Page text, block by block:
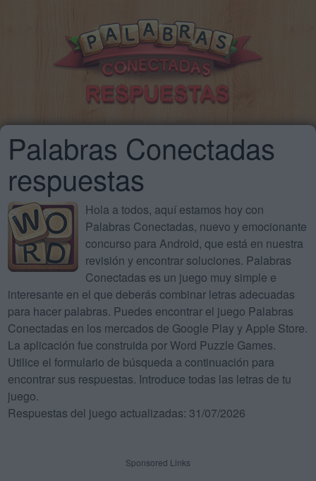
Palabras Conectadas
respuestas
Hola a todos, aquí estamos hoy con
Palabras Conectadas, nuevo y emocionante
concurso para Android, que está en nuestra
revisión y encontrar soluciones. Palabras
Conectadas es un juego muy simple e
interesante en el que deberás combinar letras adecuadas
para hacer palabras. Puedes encontrar el juego Palabras
Conectadas en los mercados de Google Play y Apple Store.
La aplicación fue construida por Word Puzzle Games.
Utilice el formulario de búsqueda a continuación para
encontrar sus respuestas. Introduce todas las letras de tu
juego.
Respuestas del juego actualizadas: 31/07/2026
Sponsored Links